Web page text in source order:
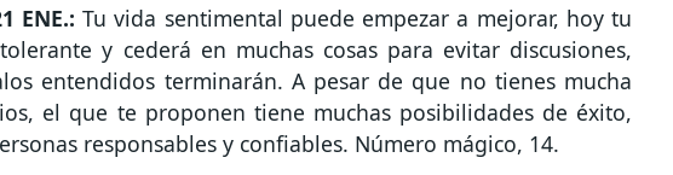
ENE.:Tu vida sentimental puede empezar a mejorar, hoy tu
y cederá en muchas cosas para evitar discusiones,
entendidos terminarán. A pesar de que no tienes mucha
el que te proponen tiene muchas posibilidades de éxito,
responsables y confiables. Número mágico, 14.